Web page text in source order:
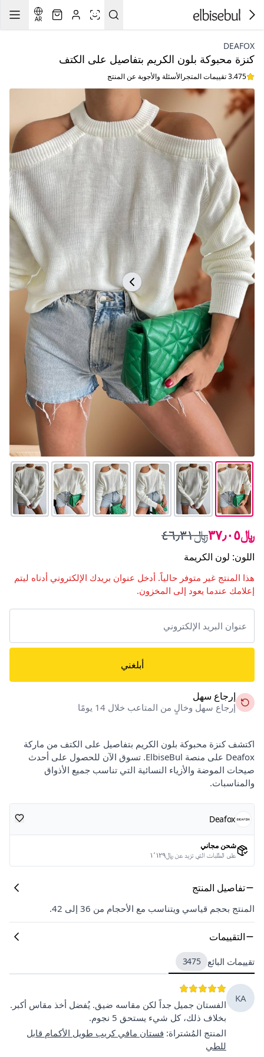
AR
DEAFOX
كنزة محبوكة بلون الكريم بتفاصيل على الكتف
3.475 تقييمات المتجر الأسئلة والأجوبة عن المنتج
﷼٣٧٫٠٥ ﷼٤٦٫٣١
اللون: لون الكريمة
هذا المنتج غير متوفر حالياً. أدخل عنوان بريدك الإلكتروني أدناه ليتم
إعلامك عندما يعود إلى المخزون.
أبلغني
إرجاع سهل
إرجاع سهل وخالٍ من المتاعب خلال 14 يومًا
اكتشف كنزة محبوكة بلون الكريم بتفاصيل على الكتف من ماركة
Deafox على منصة ElbiseBul. تسوق الآن للحصول على أحدث
صيحات الموضة والأزياء النسائية التي تناسب جميع الأذواق
والمناسبات.
Deafox
شحن مجاني
على الطلبات التي تزيد عن ﷼١٬١٢٩
تفاصيل المنتج
المنتج بحجم قياسي ويتناسب مع الأحجام من 36 إلى 42.
التقييمات
تقييمات البائع 3475
KA
الفستان جميل جداً لكن مقاسه ضيق. يُفضل أخذ مقاس أكبر.
بخلاف ذلك، كل شيء يستحق 5 نجوم.
المنتج المُشتراة: فستان مافي كريب طويل الأكمام قابل
للطي